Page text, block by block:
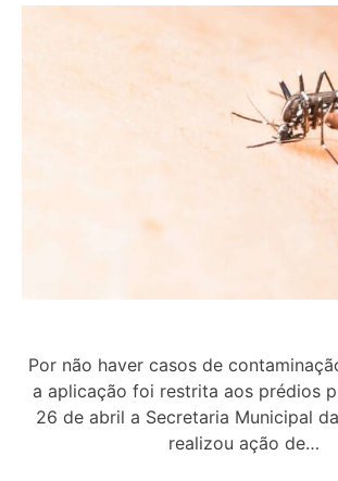
Por não haver casos de
a aplicação foi restrita aos prédios
26 de abril a Secretaria Municipal
realizou ação de…